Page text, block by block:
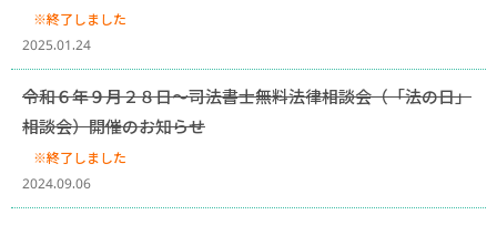
※終了しました
2025.01.24
令和６年９月２８日～司法書士無料法律相談会（「法の日」
相談会）開催のお知らせ
※終了しました
2024.09.06